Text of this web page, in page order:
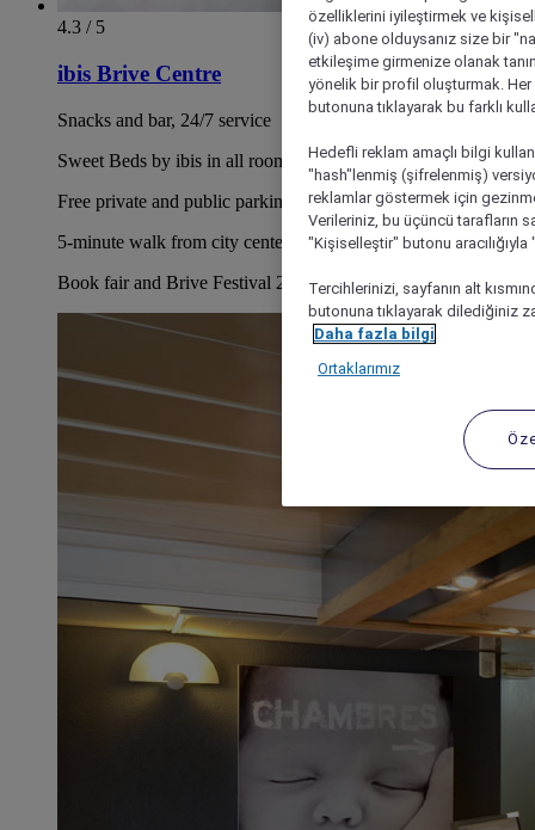
4.3 / 5
ibis Brive Centre
Snacks and bar, 24/7 service
Sweet Beds by ibis in all rooms
Free private and public parking
5-minute walk from city center
Book fair and Brive Festival 2 minutes from the hotel
özelliklerini iyileştirmek ve
(iv) abone olduysanız size bir
etkileşime girmenize olanak
yönelik bir profil oluşturmak.
butonuna tıklayarak bu farklı
Hedefli reklam amaçlı bilgi
"hash"lenmiş (şifrelenmiş)
reklamlar göstermek için
Verileriniz, bu üçüncü tarafların
"Kişiselleştir" butonu
Tercihlerinizi, sayfanın alt
butonuna tıklayarak dilediğiniz
Daha fazla bilgi
Ortaklarımız